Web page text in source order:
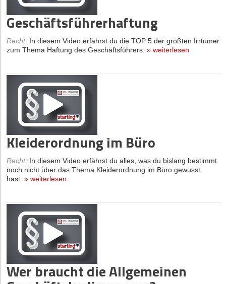
Geschäftsführerhaftung
Recht: In diesem Video erfährst du die TOP 5 der größten Irrtümer
zum Thema Haftung des Geschäftsführers. » weiterlesen
Kleiderordnung im Büro
Recht: In diesem Video erfährst du alles, was du bislang bestimmt
noch nicht über das Thema Kleiderordnung im Büro gewusst
hast. » weiterlesen
Wer braucht die Allgemeinen